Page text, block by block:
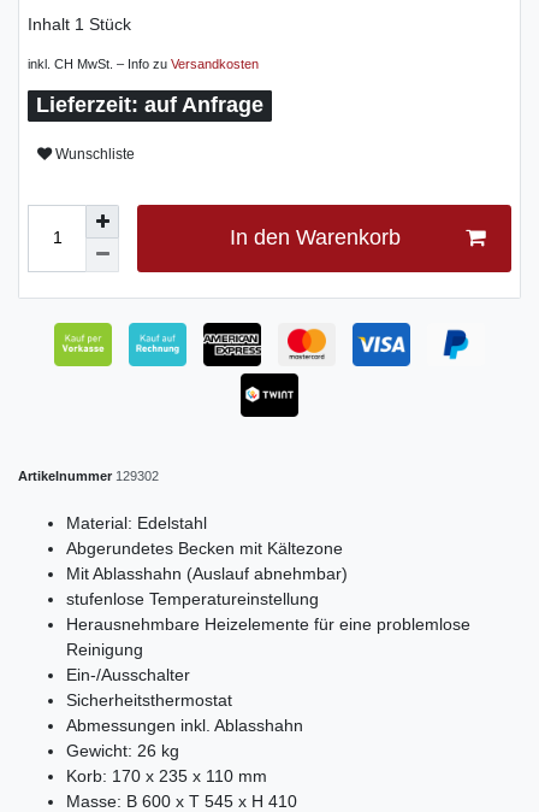
Inhalt 1 Stück
inkl. CH MwSt. – Info zu Versandkosten
auf Anfrage
Wunschliste
In den Warenkorb
Artikelnummer 129302
Material: Edelstahl
Abgerundetes Becken mit Kältezone
Mit Ablasshahn (Auslauf abnehmbar)
stufenlose Temperatureinstellung
Herausnehmbare Heizelemente für eine problemlose
Reinigung
Ein-/Ausschalter
Sicherheitsthermostat
Abmessungen inkl. Ablasshahn
Gewicht: 26 kg
Korb: 170 x 235 x 110 mm
Masse: B 600 x T 545 x H 410